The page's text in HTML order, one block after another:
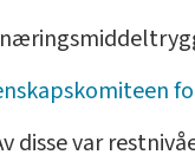
disse var